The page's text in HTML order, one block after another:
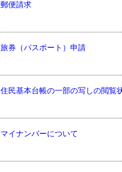
郵便請求
旅券（パスポート）申請
住民基本台帳の一部の写しの閲覧
マイナンバーについて